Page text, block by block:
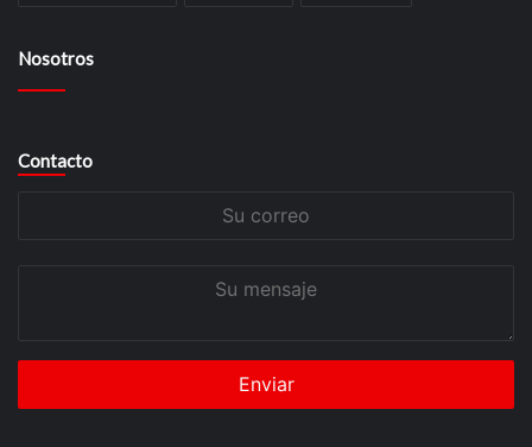
Nosotros
Contacto